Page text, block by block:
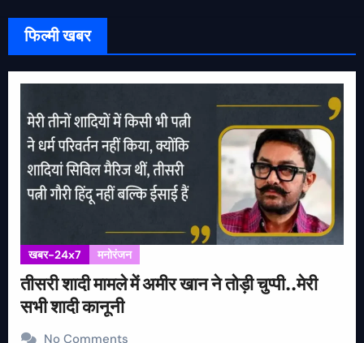
फिल्मी खबर
खबर-24x7 मनोरंजन
तीसरी शादी मामले में अमीर खान ने तोड़ी चुप्पी..मेरी
सभी शादी कानूनी
No Comments